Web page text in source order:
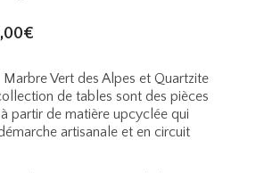
€
Vert des Alpes et Quartzite
de tables sont des pièces
partir de matière upcyclée qui
artisanale et en circuit